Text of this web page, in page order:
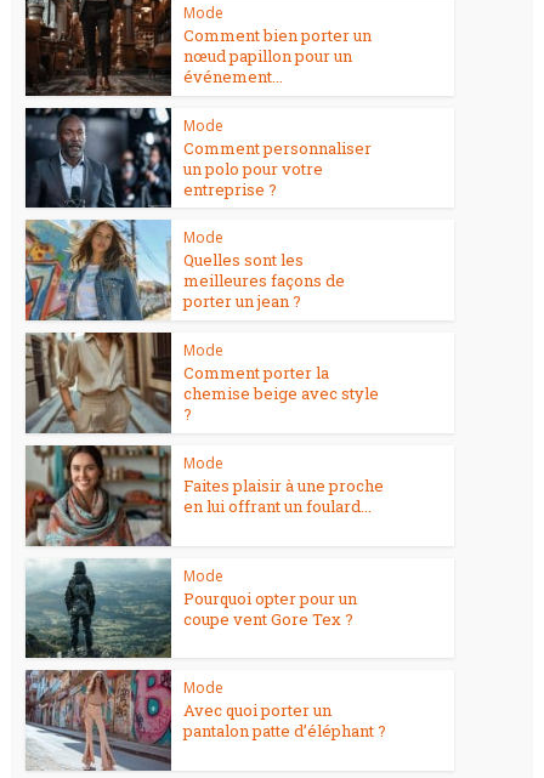
Mode
Comment bien porter un
nœud papillon pour un
événement...
Mode
Comment personnaliser
un polo pour votre
entreprise ?
Mode
Quelles sont les
meilleures façons de
porter un jean ?
Mode
Comment porter la
chemise beige avec style
?
Mode
Faites plaisir à une proche
en lui offrant un foulard...
Mode
Pourquoi opter pour un
coupe vent Gore Tex ?
Mode
Avec quoi porter un
pantalon patte d’éléphant ?